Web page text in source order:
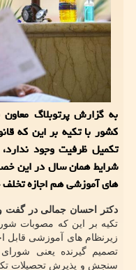
به گزارش پرتوبلاگ
کشور با تکیه بر این که
تکمیل ظرفیت وجود
شرایط همان سال در این
های آموزشی هم اجازه تخلف
دکتر احسان جمالی در گفت و
تکیه بر این که مصوبات
زیرنظام های آموزشی قابل
تصمیم گیرنده یعنی
سنجش و پذیرش تحصیلات